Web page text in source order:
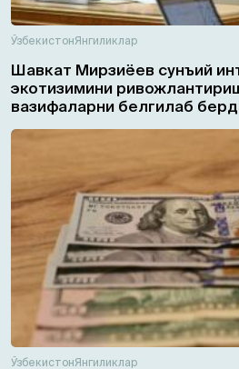
ЎзбекистонЯнгиликлар
Шавкат Мирзиёев сунъий
экотизимини
вазифаларни белгилаб
ЎзбекистонЯнгиликлар